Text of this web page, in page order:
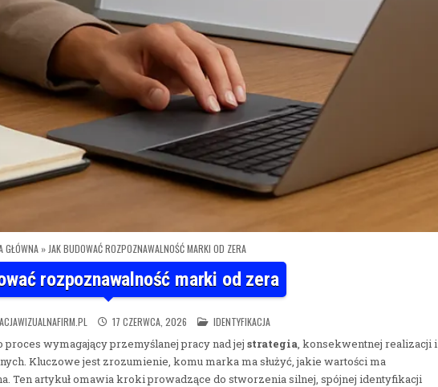
GŁÓWNA » JAK BUDOWAĆ ROZPOZNAWALNOŚĆ MARKI OD ZERA
rozpoznawalność marki od zera
17 CZERWCA, 2026 POSTED IN
IDENTYFIKACJA
wymagający przemyślanej pracy nad jej strategia, konsekwentnej realizacji i
Kluczowe jest zrozumienie, komu marka ma służyć, jakie wartości ma
Ten artykuł omawia kroki prowadzące do stworzenia silnej, spójnej identyfikacji